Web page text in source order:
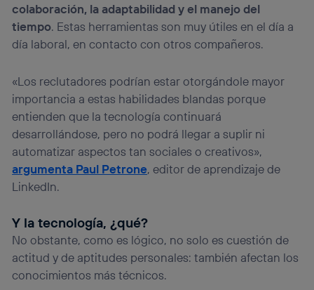
colaboración, la adaptabilidad y el manejo del
tiempo. Estas herramientas son muy útiles en el día a
día laboral, en contacto con otros compañeros.
«Los reclutadores podrían estar otorgándole mayor
importancia a estas habilidades blandas porque
entienden que la tecnología continuará
desarrollándose, pero no podrá llegar a suplir ni
automatizar aspectos tan sociales o creativos»,
argumenta Paul Petrone, editor de aprendizaje de
LinkedIn.
Y la tecnología, ¿qué?
No obstante, como es lógico, no solo es cuestión de
actitud y de aptitudes personales: también afectan los
conocimientos más técnicos.